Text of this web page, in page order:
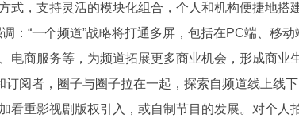
，支持灵活的模块化组合，个人和机构便捷地搭
：“一个频道”战略将打通多屏，包括在PC端、移
商服务等，为频道拓展更多商业机会，形成商业
者，圈子与圈子拉在一起，探索自频道线上线下
重影视剧版权引入，或自制节目的发展。对个人